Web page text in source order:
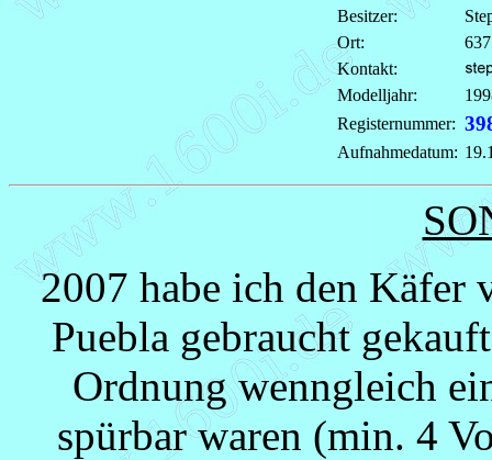
Besitzer:
Ort:
Kontakt:
Modelljahr:
Registernummer:
Aufnahmedatum:
2007 habe ich den Käfer
Puebla gebraucht
Ordnung wenngleich
spürbar waren (min. 4